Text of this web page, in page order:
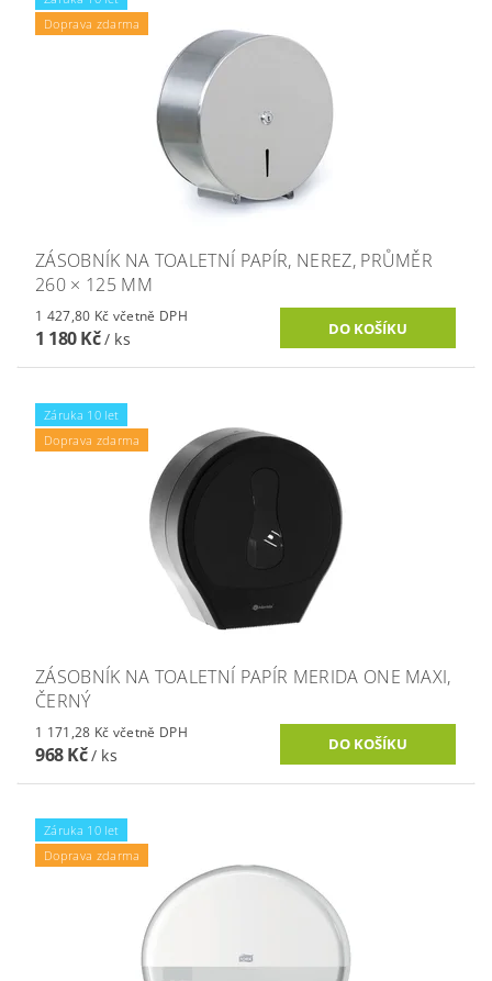
Doprava zdarma
ZÁSOBNÍK NA TOALETNÍ PAPÍR, NEREZ, PRŮMĚR
260 × 125 MM
1 427,80 Kč včetně DPH
1 180 Kč/ ks
Záruka 10 let
Doprava zdarma
ZÁSOBNÍK NA TOALETNÍ PAPÍR MERIDA ONE MAXI,
ČERNÝ
1 171,28 Kč včetně DPH
968 Kč/ ks
Záruka 10 let
Doprava zdarma